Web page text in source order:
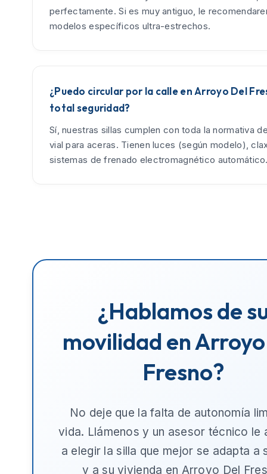
perfectamente. Si es muy antiguo, le
modelos específicos ultra-estrechos.
¿Puedo circular por la calle en Arroyo Del
total seguridad?
Sí, nuestras sillas cumplen con toda la normativa
vial para aceras. Tienen luces (según modelo),
sistemas de frenado electromagnético
¿Hablamos de
movilidad en
Fresno?
No deje que la falta de autonomía
vida. Llámenos y un asesor técnico le
a elegir la silla que mejor se adapta a
y a su vivienda en Arroyo Del